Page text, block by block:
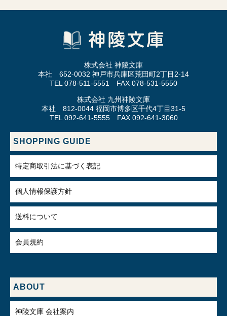
株式会社 神陵文庫
本社 652-0032 神戸市兵庫区荒田町2丁目2-14
TEL 078-511-5551 FAX 078-531-5550
株式会社 九州神陵文庫
本社 812-0044 福岡市博多区千代4丁目31-5
TEL 092-641-5555 FAX 092-641-3060
SHOPPING GUIDE
特定商取引法に基づく表記
個人情報保護方針
送料について
会員規約
ABOUT
神陵文庫 会社案内